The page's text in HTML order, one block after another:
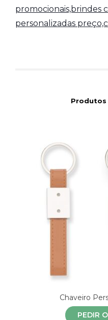
promocionais,brindes
personalizadas
Produtos
Chaveiro
PEDIR